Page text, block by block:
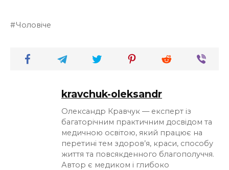
Чоловіче
kravchuk-oleksandr
Олександр Кравчук — експерт із
багаторічним практичним досвідом та
медичною освітою, який працює на
перетині тем здоров’я, краси, способу
життя та повсякденного благополуччя.
Автор є медиком і глибоко